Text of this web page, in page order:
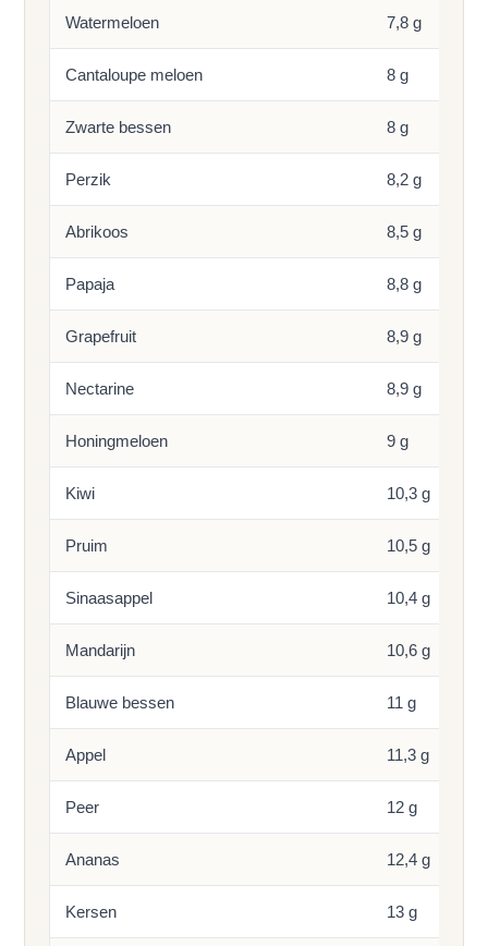
Watermeloen 7,8 g
Cantaloupe meloen 8 g
Zwarte bessen 8 g
Perzik 8,2 g
Abrikoos 8,5 g
Papaja 8,8 g
Grapefruit 8,9 g
Nectarine 8,9 g
Honingmeloen 9 g
Kiwi 10,3 g
Pruim 10,5 g
Sinaasappel 10,4 g
Mandarijn 10,6 g
Blauwe bessen 11 g
Appel 11,3 g
Peer 12 g
Ananas 12,4 g
Kersen 13 g